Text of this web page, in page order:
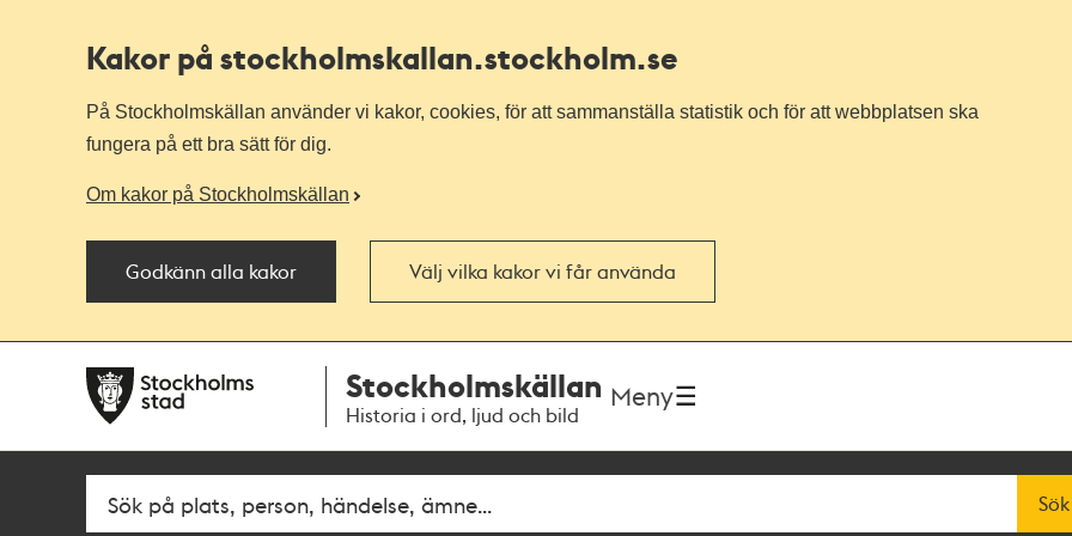
Kakor på stockholmskallan.stockholm.se
På Stockholmskällan använder vi kakor, cookies, för att sammanställa statistik och för att webbplatsen ska
fungera på ett bra sätt för dig.
Om kakor på Stockholmskällan
Godkänn alla kakor Välj vilka kakor vi får använda
navigationen
huvudinnehållet
Stockholmskällan
Historia i ord, ljud och bild
Meny
Fritextsök Sök